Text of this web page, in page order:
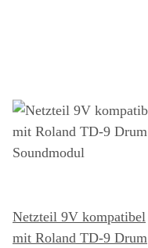
Netzteil 9V kompatibel
mit Roland TD-9 Drum